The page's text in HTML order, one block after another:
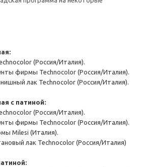
(Россия/Италия).
фирмы Technocolor (Россия/Италия).
лак Technocolor (Россия/Италия).
с патиной:
(Россия/Италия).
фирмы Technocolor (Россия/Италия).
Milesi (Италия).
лак Technocolor (Россия/Италия)